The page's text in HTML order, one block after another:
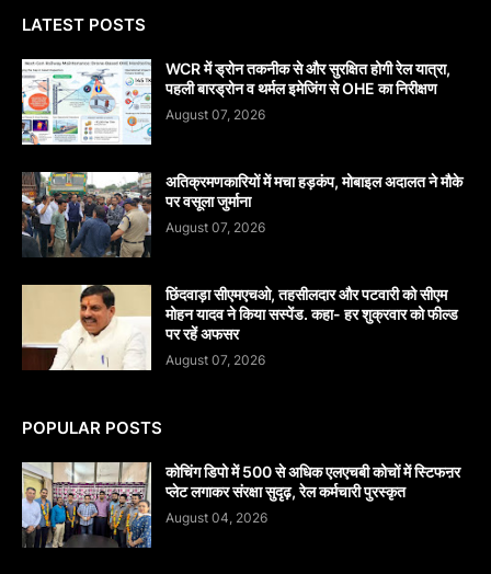
LATEST POSTS
WCR में ड्रोन तकनीक से और सुरक्षित होगी रेल यात्रा,
पहली बारड्रोन व थर्मल इमेजिंग से OHE का निरीक्षण
August 07, 2026
अतिक्रमणकारियों में मचा हड़कंप, मोबाइल अदालत ने मौके
पर वसूला जुर्माना
August 07, 2026
छिंदवाड़ा सीएमएचओ, तहसीलदार और पटवारी को सीएम
मोहन यादव ने किया सस्पेंड. कहा- हर शुक्रवार को फील्ड
पर रहें अफसर
August 07, 2026
POPULAR POSTS
कोचिंग डिपो में 500 से अधिक एलएचबी कोचों में स्टिफऩर
प्लेट लगाकर संरक्षा सुदृढ़, रेल कर्मचारी पुरस्कृत
August 04, 2026